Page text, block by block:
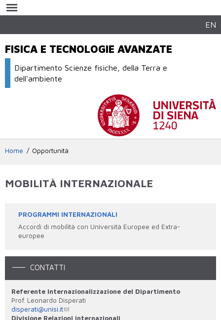
contenuto
EN
FISICA E TECNOLOGIE AVANZATE
Dipartimento Scienze fisiche, della Terra e
dell'ambiente
Home Opportunità
MOBILITÀ INTERNAZIONALE
PROGRAMMI INTERNAZIONALI
Accordi di mobilità con Università Europee ed Extra-
europee
CONTATTI
Referente Internazionalizzazione del Dipartimento
Prof. Leonardo Disperati
disperati@unisi.it
Divisione Relazioni internazionali